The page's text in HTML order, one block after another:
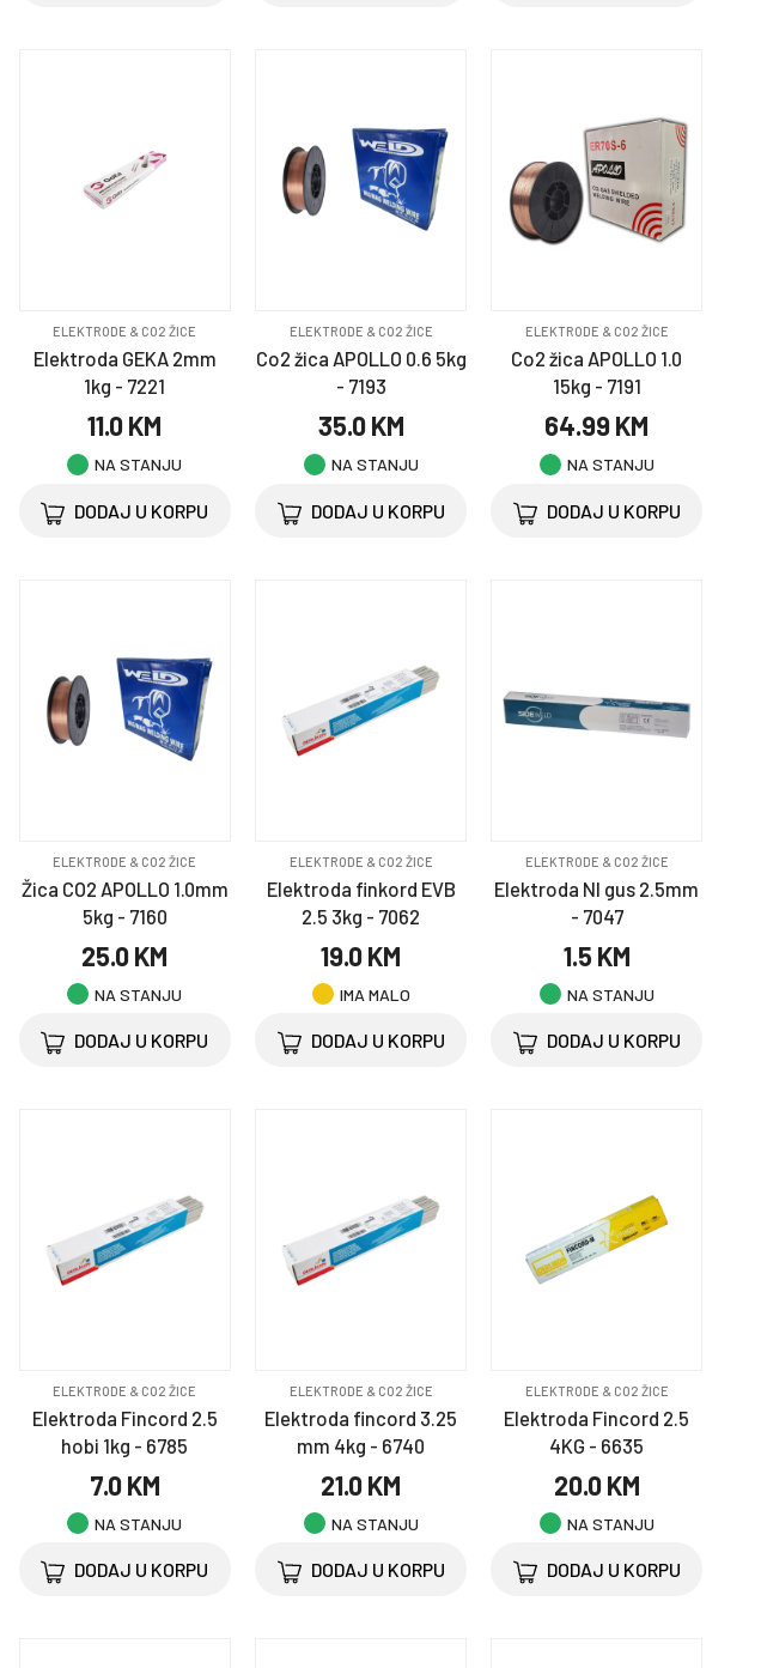
ELEKTRODE & CO2 ŽICE
Elektroda GEKA 2mm
1kg - 7221
11.0 KM
NA STANJU
DODAJ U KORPU
ELEKTRODE & CO2 ŽICE
Co2 žica APOLLO 0.6 5kg
- 7193
35.0 KM
NA STANJU
DODAJ U KORPU
ELEKTRODE & CO2 ŽICE
Co2 žica APOLLO 1.0
15kg - 7191
64.99 KM
NA STANJU
DODAJ U KORPU
ELEKTRODE & CO2 ŽICE
Žica CO2 APOLLO 1.0mm
5kg - 7160
25.0 KM
NA STANJU
DODAJ U KORPU
ELEKTRODE & CO2 ŽICE
Elektroda finkord EVB
2.5 3kg - 7062
19.0 KM
IMA MALO
DODAJ U KORPU
ELEKTRODE & CO2 ŽICE
Elektroda NI gus 2.5mm
- 7047
1.5 KM
NA STANJU
DODAJ U KORPU
ELEKTRODE & CO2 ŽICE
Elektroda Fincord 2.5
hobi 1kg - 6785
7.0 KM
NA STANJU
DODAJ U KORPU
ELEKTRODE & CO2 ŽICE
Elektroda fincord 3.25
mm 4kg - 6740
21.0 KM
NA STANJU
DODAJ U KORPU
ELEKTRODE & CO2 ŽICE
Elektroda Fincord 2.5
4KG - 6635
20.0 KM
NA STANJU
DODAJ U KORPU